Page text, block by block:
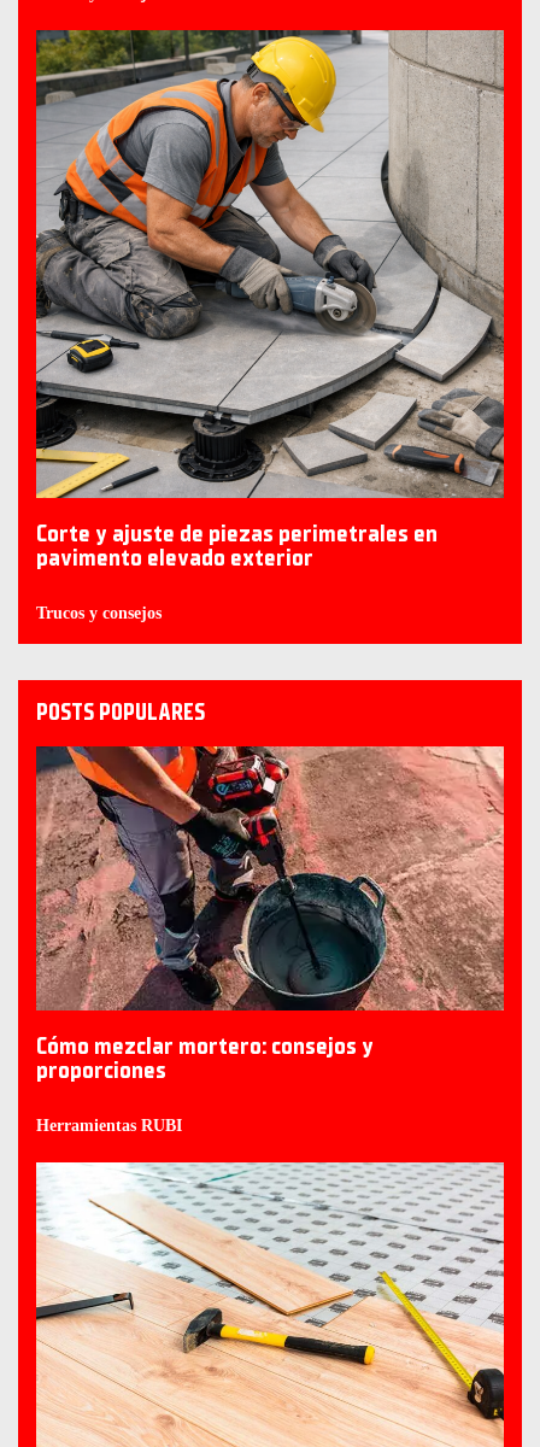
Corte y ajuste de piezas perimetrales en
pavimento elevado exterior
Trucos y consejos
POSTS POPULARES
Cómo mezclar mortero: consejos y
proporciones
Herramientas RUBI